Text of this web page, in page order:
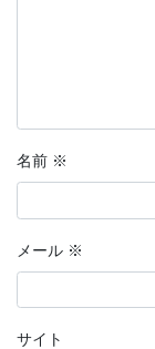
名前 ※
メール ※
サイト